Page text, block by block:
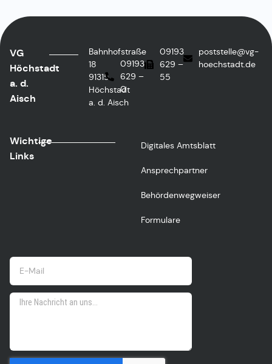
VG
Höchstadt
a. d.
Aisch
Bahnhofstraße
18
91315
Höchstadt
a. d. Aisch
09193
629 –
0
09193
629 –
55
poststelle@vg-
hoechstadt.de
Wichtige
Links
Digitales Amtsblatt
Ansprechpartner
Behördenwegweiser
Formulare